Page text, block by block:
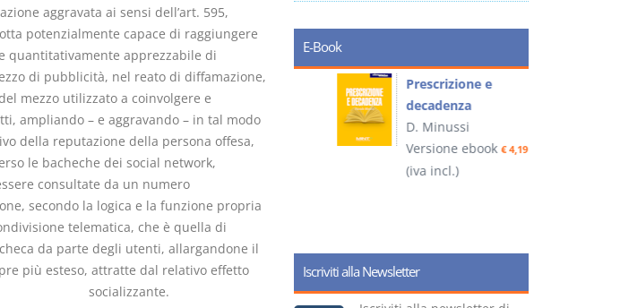
aggravata ai sensi dell’art. 595,
potenzialmente capace di raggiungere
quantitativamente apprezzabile di
di pubblicità, nel reato di diffamazione,
mezzo utilizzato a coinvolgere e
ampliando – e aggravando – in tal modo
della reputazione della persona offesa,
le bacheche dei social network,
consultate da un numero
secondo la logica e la funzione propria
telematica, che è quella di
da parte degli utenti, allargandone il
più esteso, attratte dal relativo effetto
socializzante.
E-Book
€ 4,19
Usufrutto Uso e
Abitazione
D. Minussi
Versione ebook€ 4,19
(iva incl.)
Prescrizione e
decadenza
D. Minussi
Versione ebook€ 4,19
(iva incl.)
Iscriviti alla Newsletter